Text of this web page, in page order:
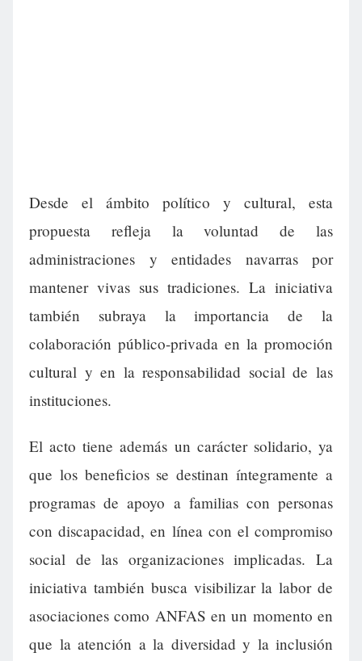
Desde el ámbito político y cultural, esta
propuesta refleja la voluntad de las
administraciones y entidades navarras por
mantener vivas sus tradiciones. La iniciativa
también subraya la importancia de la
colaboración público-privada en la promoción
cultural y en la responsabilidad social de las
instituciones.
El acto tiene además un carácter solidario, ya
que los beneficios se destinan íntegramente a
programas de apoyo a familias con personas
con discapacidad, en línea con el compromiso
social de las organizaciones implicadas. La
iniciativa también busca visibilizar la labor de
asociaciones como ANFAS en un momento en
que la atención a la diversidad y la inclusión